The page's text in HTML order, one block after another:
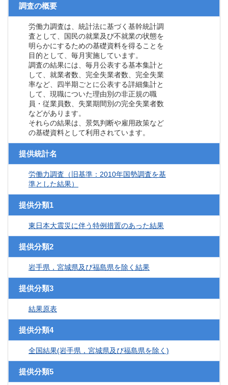
調査の概要
労働力調査は、統計法に基づく基幹統計調
査として、国民の就業及び不就業の状態を
明らかにするための基礎資料を得ることを
目的として、毎月実施しています。
調査の結果には、毎月公表する基本集計と
して、就業者数、完全失業者数、完全失業
率など、四半期ごとに公表する詳細集計と
して、現職についた理由別の非正規の職
員・従業員数、失業期間別の完全失業者数
などがあります。
それらの結果は、景気判断や雇用政策など
の基礎資料として利用されています。
提供統計名
労働力調査（旧基準：2010年国勢調査を基
準とした結果）
提供分類1
東日本大震災に伴う特例措置のあった結果
提供分類2
岩手県，宮城県及び福島県を除く結果
提供分類3
結果原表
提供分類4
全国結果(岩手県，宮城県及び福島県を除く)
提供分類5